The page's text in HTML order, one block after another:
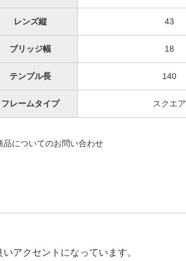
レンズ縦 43
ブリッジ幅 18
テンプル長 140
フレームタイプ スクエア
品についてのお問い合わせ
アクセントになっています。